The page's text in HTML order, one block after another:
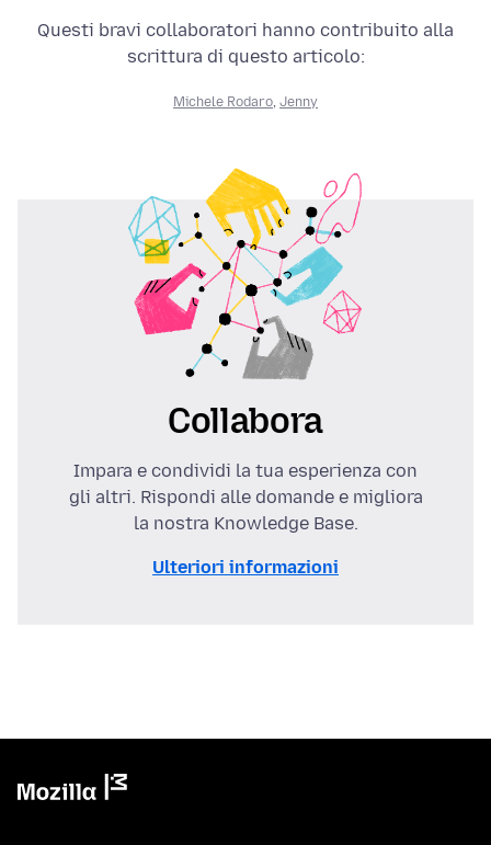
Questi bravi collaboratori hanno contribuito alla
scrittura di questo articolo:
Michele Rodaro, Jenny
Collabora
Impara e condividi la tua esperienza con
gli altri. Rispondi alle domande e migliora
la nostra Knowledge Base.
Ulteriori informazioni